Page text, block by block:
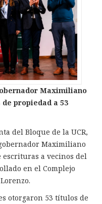
Maximiliano
propiedad a 53
del Bloque de la UCR,
Maximiliano
a vecinos del
en el Complejo
otorgaron 53 títulos de